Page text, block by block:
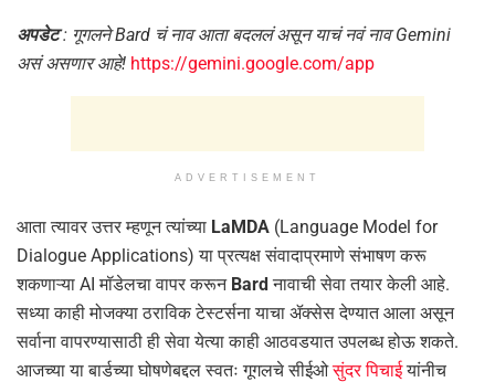
अपडेट: गूगलने Bard चं नाव आता बदललं असून याचं नवं नाव Gemini
असं असणार आहे! https://gemini.google.com/app
ADVERTISEMENT
आता त्यावर उत्तर म्हणून त्यांच्या LaMDA (Language Model for
Dialogue Applications) या प्रत्यक्ष संवादाप्रमाणे संभाषण करू
शकणाऱ्या AI मॉडेलचा वापर करून Bardनावाची सेवा तयार केली आहे.
सध्या काही मोजक्या ठराविक टेस्टर्सना याचा ॲक्सेस देण्यात आला असून
सर्वाना वापरण्यासाठी ही सेवा येत्या काही आठवडयात उपलब्ध होऊ शकते.
आजच्या या बार्डच्या घोषणेबद्दल स्वतः गूगलचे सीईओसुंदर पिचाईयांनीच